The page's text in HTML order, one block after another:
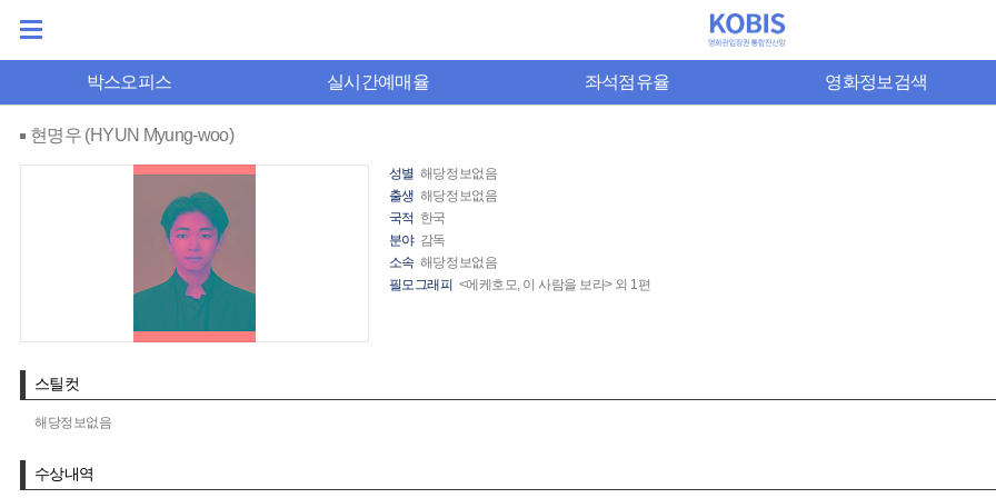
박스오피스 실시간예매율 좌석점유율 영화정보검색
현명우 (HYUN Myung-woo)
성별 해당정보없음
출생 해당정보없음
국적 한국
분야 감독
소속 해당정보없음
필모그래피 <에케호모, 이 사람을 보라> 외 1편
스틸컷
해당정보없음
수상내역